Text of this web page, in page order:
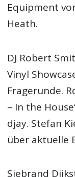
Equipment
Heath.
DJ Robert
Vinyl
Fragerunde.
– In the
djay. Stefan
über aktuelle
Siebrand